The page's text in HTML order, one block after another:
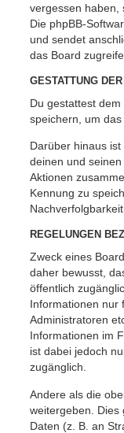
vergessen haben,
Die phpBB-
und sendet
das Board
GESTATTUNG
Du gestattest
speichern, um
Darüber hinaus
deinen und
Aktionen
Kennung zu
REGELUNGEN
Zweck eines
daher bewusst,
öffentlich
Informationen nur
Administratoren
Informationen im
ist dabei jedoch
zugänglich.
Andere als die
weitergeben. Dies
Daten (z. B. an